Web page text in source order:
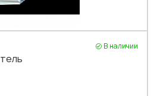
В наличии